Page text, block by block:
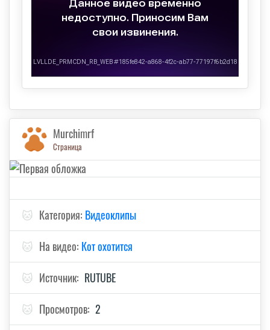
Murchimrf
Страница
🐱 Категория: Видеоклипы
🐱 На видео: Кот охотится
🐱 Источник: RUTUBE
🐱 Просмотров: 2